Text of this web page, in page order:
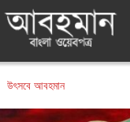
উৎসবে আবহমান